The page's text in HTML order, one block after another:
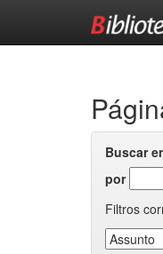
Buscar
por
Filtros